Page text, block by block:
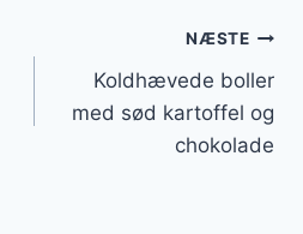
NÆSTE
Koldhævede boller
med sød kartoffel og
chokolade